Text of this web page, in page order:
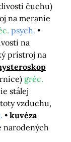
čuchu)
na meranie
psych.
na
prístroj na
gréc.
stálej
vzduchu,
kuvéza
narodených